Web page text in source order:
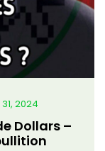
2024
Dollars –